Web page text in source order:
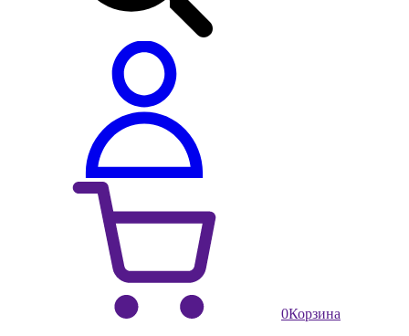
0Корзина